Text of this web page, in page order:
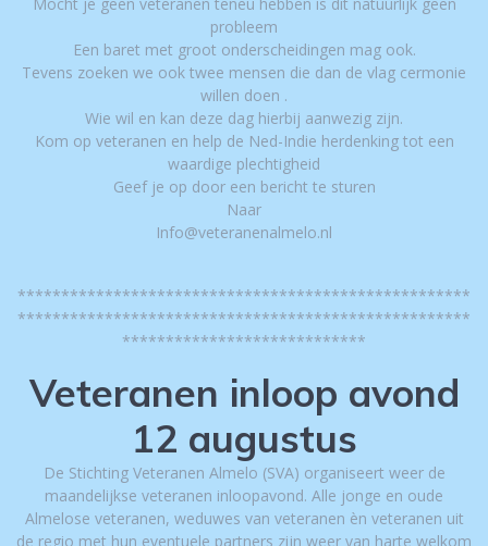
probleem
Een baret met groot onderscheidingen mag ook.
Tevens zoeken we ook twee mensen die dan de vlag cermonie
willen doen .
Wie wil en kan deze dag hierbij aanwezig zijn.
Kom op veteranen en help de Ned-Indie herdenking tot een
waardige plechtigheid
Geef je op door een bericht te sturen
Naar
Info@veteranenalmelo.nl
****************************************************
****************************************************
****************************
Veteranen inloop avond
12 augustus
De Stichting Veteranen Almelo (SVA) organiseert weer de
maandelijkse veteranen inloopavond. Alle jonge en oude
Almelose veteranen, weduwes van veteranen èn veteranen uit
de regio met hun eventuele partners zijn weer van harte welkom